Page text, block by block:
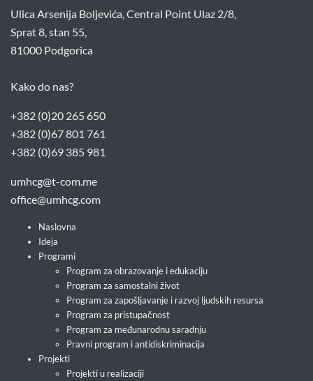
Ulica Arsenija Boljevića, Central Point Ulaz 2/8,
Sprat 8, stan 55,
81000 Podgorica
Kako do nas?
+382 (0)20 265 650
+382 (0)67 801 761
+382 (0)69 385 981
umhcg@t-com.me
office@umhcg.com
Naslovna
Ideja
Programi
Program za obrazovanje i edukaciju
Program za samostalni život
Program za zapošljavanje i razvoj ljudskih resursa
Program za pristupačnost
Program za međunarodnu saradnju
Pravni program i antidiskriminacija
Projekti
Projekti u realizaciji